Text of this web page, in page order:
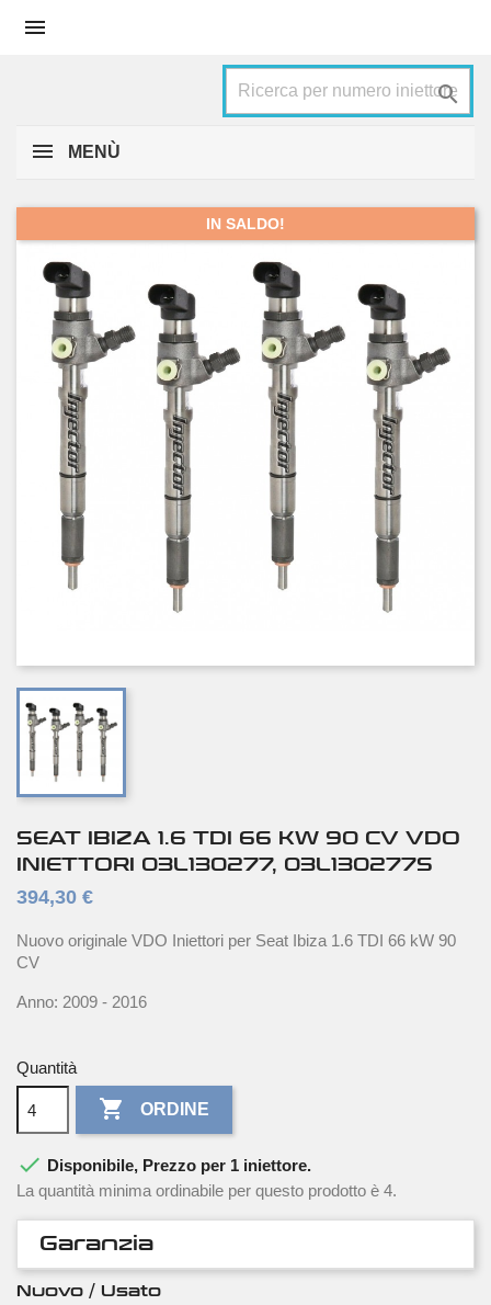


MENÙ
IN SALDO!
SEAT IBIZA 1.6 TDI 66 KW 90 CV VDO
INIETTORI 03L130277, 03L130277S
394,30 €
Nuovo originale VDO Iniettori per Seat Ibiza 1.6 TDI 66 kW 90
CV
Anno: 2009 - 2016
Quantità
 ORDINE
 Disponibile, Prezzo per 1 iniettore.
La quantità minima ordinabile per questo prodotto è 4.
Garanzia
Nuovo / Usato